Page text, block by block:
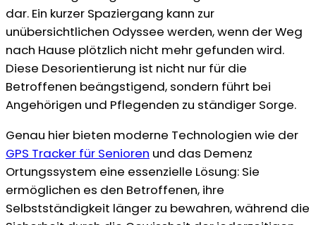
dar. Ein kurzer Spaziergang kann zur
unübersichtlichen Odyssee werden, wenn der Weg
nach Hause plötzlich nicht mehr gefunden wird.
Diese Desorientierung ist nicht nur für die
Betroffenen beängstigend, sondern führt bei
Angehörigen und Pflegenden zu ständiger Sorge.
Genau hier bieten moderne Technologien wie der
GPS Tracker für Senioren und das Demenz
Ortungssystem eine essenzielle Lösung: Sie
ermöglichen es den Betroffenen, ihre
Selbstständigkeit länger zu bewahren, während die